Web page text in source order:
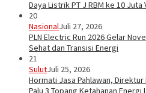
Daya Listrik PT J RBM ke 10 Juta
20
NasionalJuli 27, 2026
PLN Electric Run 2026 Gelar
Sehat dan Transisi Energi
21
SulutJuli 25, 2026
Hormati Jasa Pahlawan, Direktur
Palu 3 Topang Ketahanan